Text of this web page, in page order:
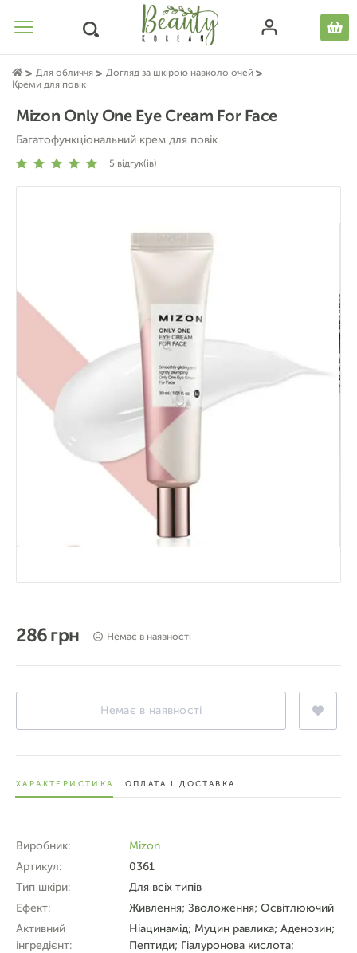
Для обличчя
Догляд за шкірою навколо очей
Креми для повік
Mizon Only One Eye Cream For Face
Багатофункціональний крем для повік
5 відгук(ів)
286 грн Немає в наявності
Немає в наявності
ХАРАКТЕРИСТИКА ОПЛАТА І ДОСТАВКА
Виробник:
Mizon
Артикул:
0361
Тип шкіри:
Для всіх типів
Ефект:
Живлення; Зволоження; Освітлюючий
Активний
інгредієнт:
Ніацинамід; Муцин равлика; Аденозин;
Пептиди; Гіалуронова кислота;